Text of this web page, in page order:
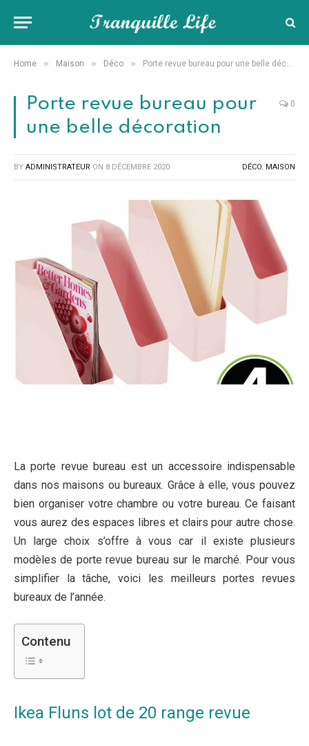
Home » Maison » Déco » Porte revue bureau pour une belle décoration
Porte revue bureau pour
une belle décoration
0
BY ADMINISTRATEUR ON 8 DÉCEMBRE 2020 DÉCO, MAISON
La porte revue bureau est un accessoire indispensable
dans nos maisons ou bureaux. Grâce à elle, vous pouvez
bien organiser votre chambre ou votre bureau. Ce faisant
vous aurez des espaces libres et clairs pour autre chose.
Un large choix s’offre à vous car il existe plusieurs
modèles de porte revue bureau sur le marché. Pour vous
simplifier la tâche, voici les meilleurs portes revues
bureaux de l’année.
Contenu
Ikea Fluns lot de 20 range revue